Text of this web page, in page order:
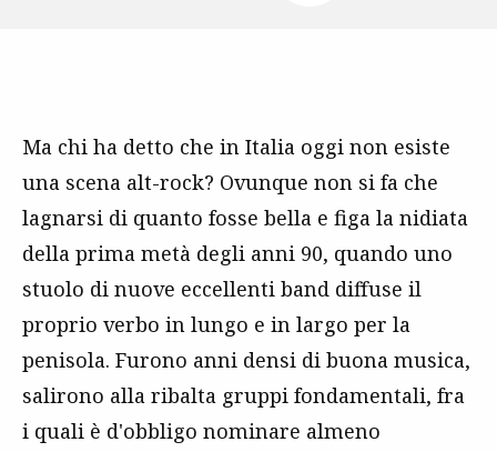
Ma chi ha detto che in Italia oggi non esiste
una scena alt-rock? Ovunque non si fa che
lagnarsi di quanto fosse bella e figa la nidiata
della prima metà degli anni 90, quando uno
stuolo di nuove eccellenti band diffuse il
proprio verbo in lungo e in largo per la
penisola. Furono anni densi di buona musica,
salirono alla ribalta gruppi fondamentali, fra
i quali è d'obbligo nominare almeno